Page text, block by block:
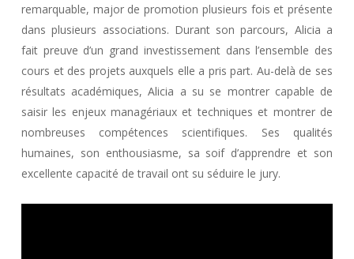
remarquable, major de promotion plusieurs fois et présente
dans plusieurs associations. Durant son parcours, Alicia a
fait preuve d’un grand investissement dans l’ensemble des
cours et des projets auxquels elle a pris part. Au-delà de ses
résultats académiques, Alicia a su se montrer capable de
saisir les enjeux managériaux et techniques et montrer de
nombreuses compétences scientifiques. Ses qualités
humaines, son enthousiasme, sa soif d’apprendre et son
excellente capacité de travail ont su séduire le jury.